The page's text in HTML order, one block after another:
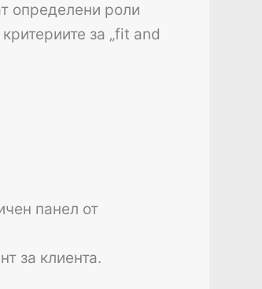
определени роли
за „fit and
панел от
за клиента.